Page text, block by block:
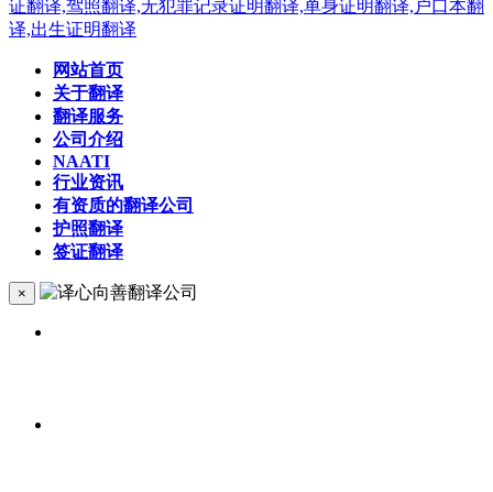
网站首页
关于翻译
翻译服务
公司介绍
NAATI
行业资讯
有资质的翻译公司
护照翻译
签证翻译
×